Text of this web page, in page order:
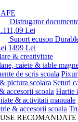
Distrugator
Lei
Suport ecuson
1499 Lei
& creativitate
caiete & table
de scris scoala
pictura scolara Seturi
accesorii scoala Hartie
& activitati manuale
& accesorii scoala
RECOMANDATE